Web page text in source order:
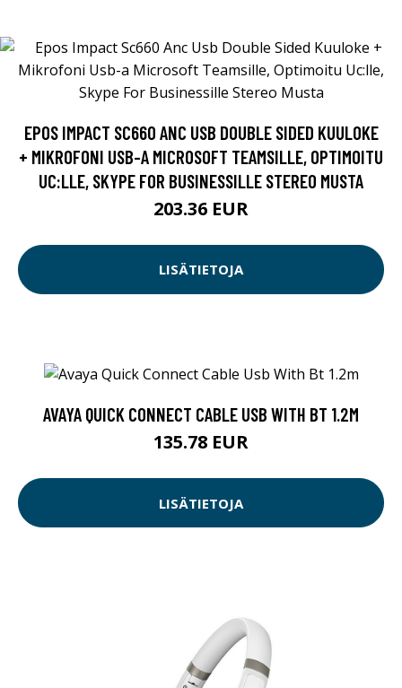
EPOS IMPACT SC660 ANC USB DOUBLE SIDED KUULOKE
+ MIKROFONI USB-A MICROSOFT TEAMSILLE, OPTIMOITU
UC:LLE, SKYPE FOR BUSINESSILLE STEREO MUSTA
203.36 EUR
LISÄTIETOJA
AVAYA QUICK CONNECT CABLE USB WITH BT 1.2M
135.78 EUR
LISÄTIETOJA